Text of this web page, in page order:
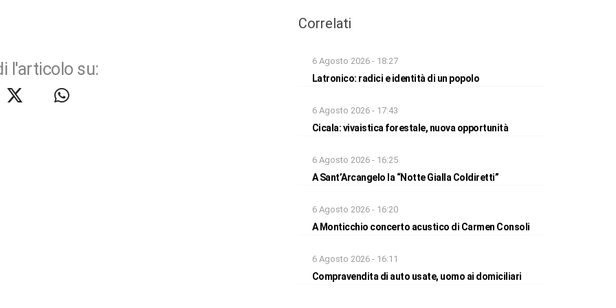
l'articolo su:
Correlati
6 Agosto 2026 - 18:27
Latronico: radici e identità di un popolo
6 Agosto 2026 - 17:43
Cicala: vivaistica forestale, nuova opportunità
6 Agosto 2026 - 16:25
A Sant’Arcangelo la “Notte Gialla Coldiretti”
6 Agosto 2026 - 16:20
A Monticchio concerto acustico di Carmen Consoli
6 Agosto 2026 - 16:11
Compravendita di auto usate, uomo ai domiciliari